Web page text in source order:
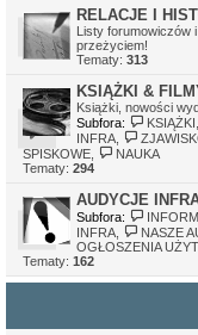
Ivellios •sob gru 24,
Działają tylko
zewnętrznych
serwery, na których
RELACJE I
Listy forumowiczów
przeżyciem!
Tematy: 313
KSIĄŻKI &
Książki, nowości
Subfora:
KSIĄŻKI
INFRA
SPISKOWE
NAUKA
Tematy: 294
AUDYCJE
Subfora:
INFRA
NASZE
OGŁOSZENIA
Tematy: 162